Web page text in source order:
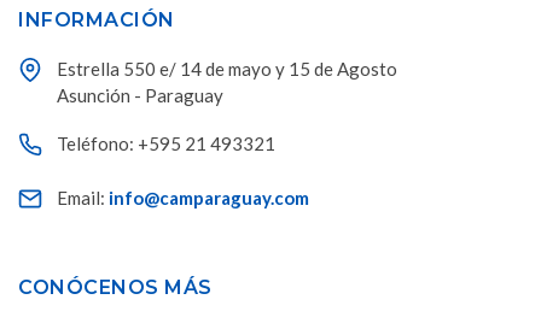
INFORMACIÓN
Estrella 550 e/ 14 de mayo y 15 de Agosto
Asunción - Paraguay
Teléfono: +595 21 493321
Email: info@camparaguay.com
CONÓCENOS MÁS